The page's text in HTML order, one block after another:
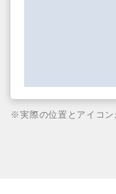
※実際の位置とアイコン